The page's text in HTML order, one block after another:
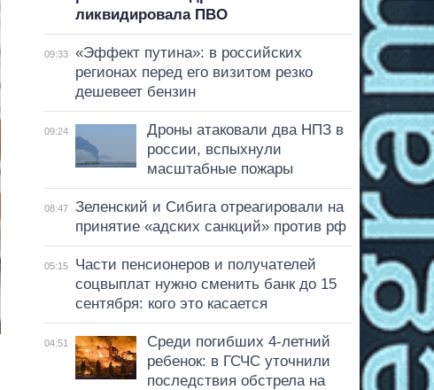
ликвидировала ПВО
09:33
«Эффект путина»: в российских
регионах перед его визитом резко
дешевеет бензин
09:24
Дроны атаковали два НПЗ в
россии, вспыхнули
масштабные пожары
08:47
Зеленский и Сибига отреагировали на
принятие «адских санкций» против рф
05:15
Части пенсионеров и получателей
соцвыплат нужно сменить банк до 15
сентября: кого это касается
04:51
Среди погибших 4-летний
ребенок: в ГСЧС уточнили
последствия обстрела на